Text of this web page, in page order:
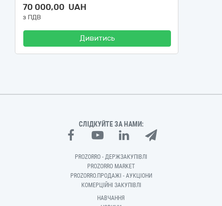
70 000,00 UAH
з ПДВ
Дивитись
СЛІДКУЙТЕ ЗА НАМИ:
PROZORRO - ДЕРЖЗАКУПІВЛІ
PROZORRO MARKET
PROZORRO.ПРОДАЖІ - АУКЦІОНИ
КОМЕРЦІЙНІ ЗАКУПІВЛІ
НАВЧАННЯ